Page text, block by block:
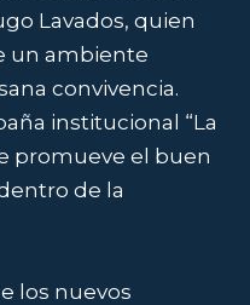
Lavados, quien
un ambiente
convivencia.
institucional “La
promueve el buen
de la
los nuevos